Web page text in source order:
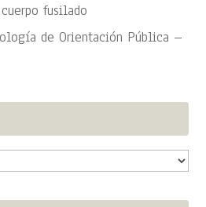
fusilado
de Orientación Pública –